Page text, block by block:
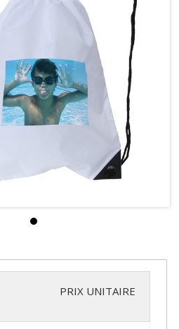
PRIX UNITAIRE